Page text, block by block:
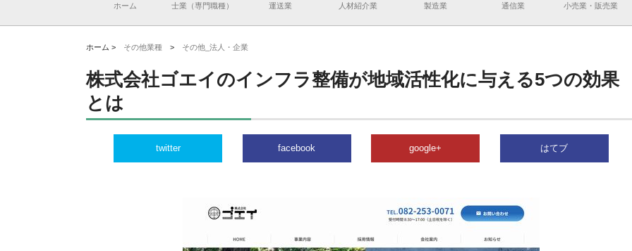
ホーム 士業（専門職種） 運送業 人材紹介業 製造業 通信業 小売業・販売業
ホーム > その他業種 > その他_法人・企業
株式会社ゴエイのインフラ整備が地域活性化に与える5つの効果
とは
twitter facebook google+ はてブ